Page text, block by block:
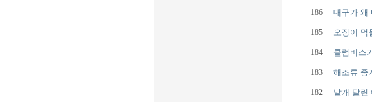
186 대구가 왜
185 오징어 먹
184 콜럼버스
183 해조류 종
182 날개 달린